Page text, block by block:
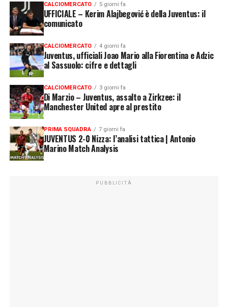
CALCIOMERCATO 5 giorni fa
UFFICIALE – Kerim Alajbegović è della Juventus: il
comunicato
CALCIOMERCATO 4 giorni fa
Juventus, ufficiali Joao Mario alla Fiorentina e Adzic
al Sassuolo: cifre e dettagli
CALCIOMERCATO 3 giorni fa
Di Marzio – Juventus, assalto a Zirkzee: il
Manchester United apre al prestito
PRIMA SQUADRA 7 giorni fa
JUVENTUS 2-0 Nizza: l’analisi tattica | Antonio
Marino Match Analysis
PUBBLICITÀ